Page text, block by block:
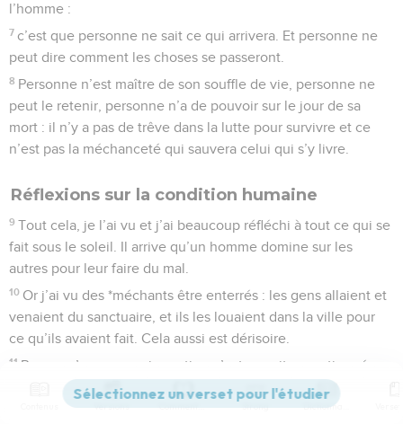
l’homme :
7 c’est que personne ne sait ce qui arrivera. Et personne ne
peut dire comment les choses se passeront.
8 Personne n’est maître de son souffle de vie, personne ne
peut le retenir, personne n’a de pouvoir sur le jour de sa
mort : il n’y a pas de trêve dans la lutte pour survivre et ce
n’est pas la méchanceté qui sauvera celui qui s’y livre.
Réflexions sur la condition humaine
9 Tout cela, je l’ai vu et j’ai beaucoup réfléchi à tout ce qui se
fait sous le soleil. Il arrive qu’un homme domine sur les
autres pour leur faire du mal.
10 Or j’ai vu des *méchants être enterrés : les gens allaient et
venaient du sanctuaire, et ils les louaient dans la ville pour
ce qu’ils avaient fait. Cela aussi est dérisoire.
11 Parce qu’une mauvaise action n’est pas vite sanctionnée,
les hommes sont portés à faire beaucoup de mal.
Versions Commentaires Strong